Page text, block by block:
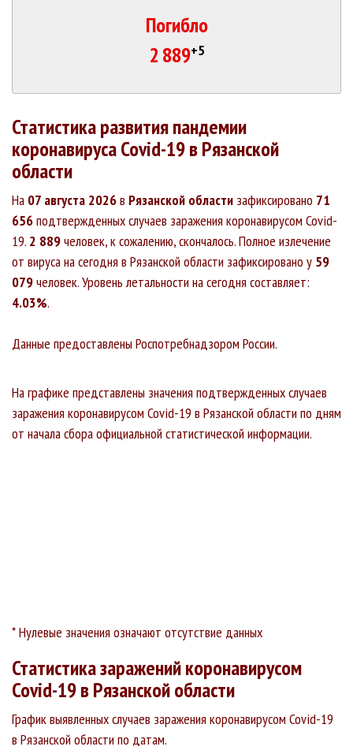
Погибло
2 889+5
Статистика развития пандемии
коронавируса Covid-19 в Рязанской
области
На 07 августа 2026в Рязанской области зафиксировано 71
656подтвержденных случаев заражения коронавирусом Covid-
19. 2 889человек, к сожалению, скончалось. Полное излечение
от вируса на сегодня в Рязанской области зафиксировано у 59
079человек. Уровень летальности на сегодня составляет:
4.03%.
Данные предоставлены Роспотребнадзором России.
На графике представлены значения подтвержденных случаев
заражения коронавирусом Covid-19 в Рязанской области по дням
от начала сбора официальной статистической информации.
* Нулевые значения означают отсутствие данных
Статистика заражений коронавирусом
Covid-19 в Рязанской области
График выявленных случаев заражения коронавирусом Covid-19
в Рязанской области по датам.